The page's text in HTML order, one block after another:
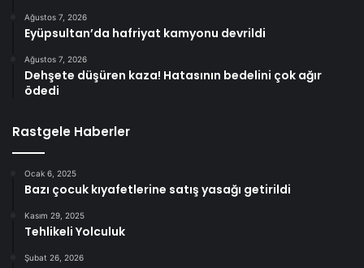
Ağustos 7, 2026
Eyüpsultan’da hafriyat kamyonu devrildi
Ağustos 7, 2026
Dehşete düşüren kaza! Hatasının bedelini çok ağır
ödedi
Rastgele Haberler
Ocak 6, 2025
Bazı çocuk kıyafetlerine satış yasağı getirildi
Kasım 29, 2025
Tehlikeli Yolculuk
Şubat 26, 2026